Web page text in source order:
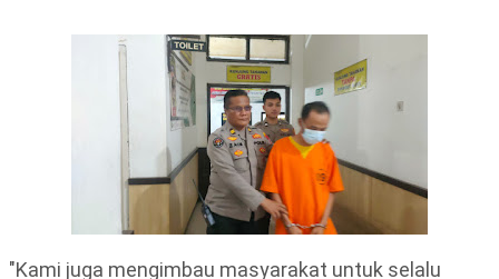
"Kami juga mengimbau masyarakat untuk selalu